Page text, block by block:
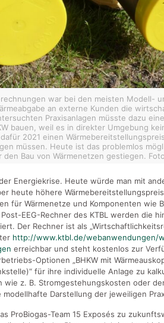
war bei den meisten Modell-
an externe Kunden die
Praxisanlagen müsste dazu
bauen, weil es in direkter Umgebung
2021 einen
müssen. Heute ist das problemlos
den Bau von Wärmenetzen gestiegen.
Energiekrise. Heute würde man mit
heute höhere
für Wärmenetze und Komponenten wie
EEG-Rechner des KTBL werden die
Der Rechner ist als
http://www.ktbl.de/webanwendungen/
erreichbar und steht kostenlos zur
Optionen „BHKW mit
für ihre individuelle Anlage zu
wie z. B. Stromgestehungskosten oder
Darstellung der jeweiligen
ProBiogas-Team 15 Exposés zu